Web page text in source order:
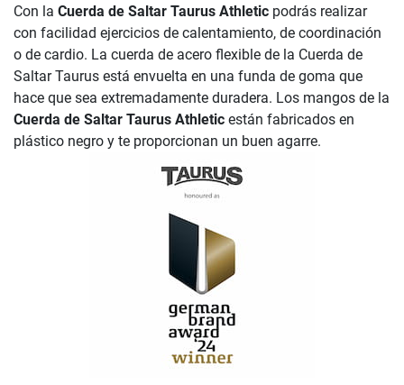
Con la Cuerda de Saltar Taurus Athletic podrás realizar
con facilidad ejercicios de calentamiento, de coordinación
o de cardio. La cuerda de acero flexible de la Cuerda de
Saltar Taurus está envuelta en una funda de goma que
hace que sea extremadamente duradera. Los mangos de la
Cuerda de Saltar Taurus Athletic están fabricados en
plástico negro y te proporcionan un buen agarre.